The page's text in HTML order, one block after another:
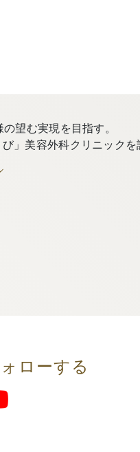
望む実現を目指す。
」美容外科クリニックを
ローする